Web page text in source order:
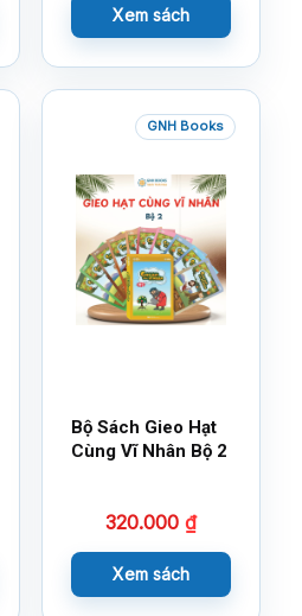
Xem sách
GNH Books
Bộ Sách Gieo Hạt
Cùng Vĩ Nhân Bộ 2
320.000 ₫
Xem sách